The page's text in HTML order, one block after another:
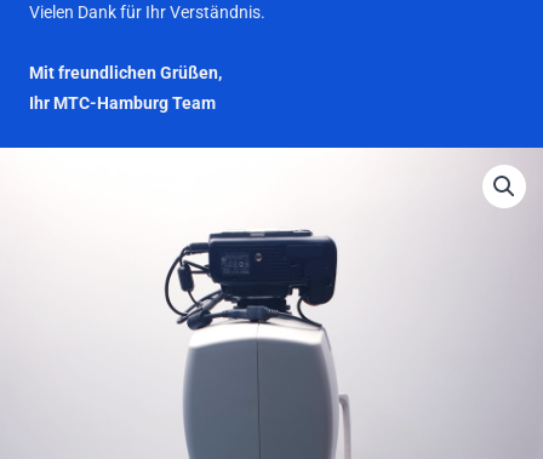
Vielen Dank für Ihr Verständnis.
Mit freundlichen Grüßen,
Ihr MTC-Hamburg Team